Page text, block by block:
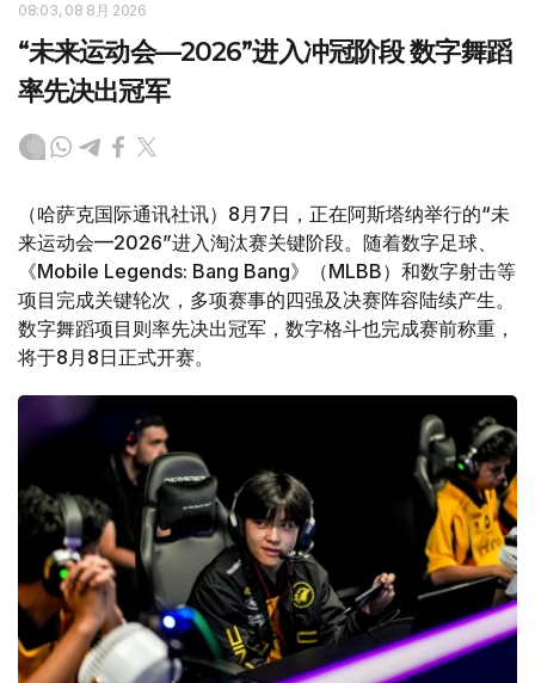
08:03, 08 8月 2026
“未来运动会—2026”进入冲冠阶段 数字舞蹈
率先决出冠军
（哈萨克国际通讯社讯）8月7日，正在阿斯塔纳举行的“未
来运动会—2026”进入淘汰赛关键阶段。随着数字足球、
《Mobile Legends: Bang Bang》（MLBB）和数字射击等
项目完成关键轮次，多项赛事的四强及决赛阵容陆续产生。
数字舞蹈项目则率先决出冠军，数字格斗也完成赛前称重，
将于8月8日正式开赛。